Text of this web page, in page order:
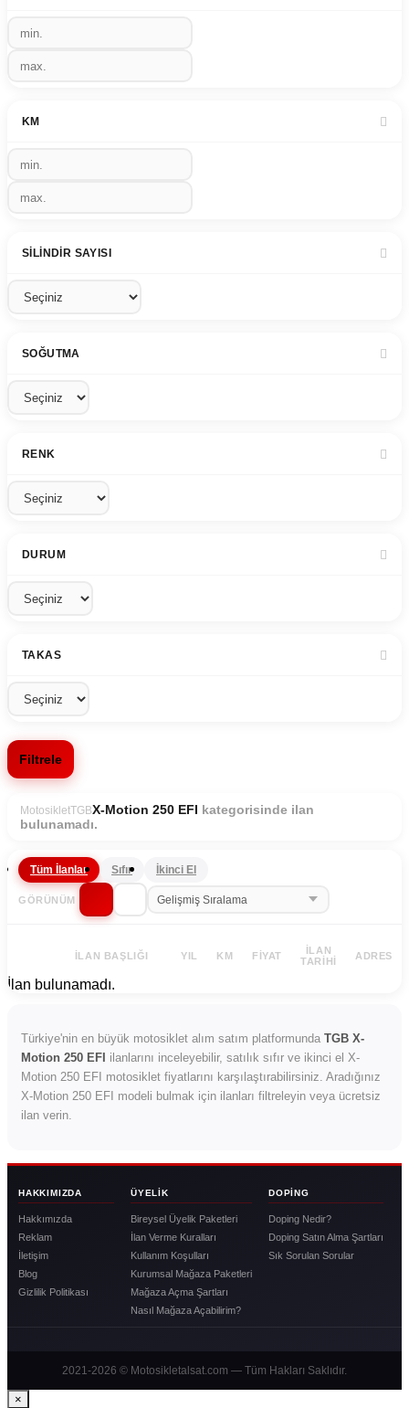
KM
SILINDIR SAYISI
SOĞUTMA
RENK
DURUM
TAKAS
Filtrele
MotosikletTGBX-Motion 250 EFI
kategorisinde ilan
bulunamadı.
Tüm İlanlar Sıfır İkinci El
GÖRÜNÜM
İLAN BAŞLIĞI YIL KM FIYAT
İLAN
TARIHI
ADRES
İlan bulunamadı.
Türkiye'nin en büyük motosiklet alım satım platformunda TGB X-
Motion 250 EFI
ilanlarını inceleyebilir, satılık sıfır ve ikinci el X-
Motion 250 EFI motosiklet fiyatlarını karşılaştırabilirsiniz. Aradığınız
X-Motion 250 EFI modeli bulmak için ilanları filtreleyin veya ücretsiz
ilan verin.
HAKKIMIZDA
Hakkımızda
Reklam
İletişim
Blog
Gizlilik Politikası
ÜYELIK
Bireysel Üyelik Paketleri
İlan Verme Kuralları
Kullanım Koşulları
Kurumsal Mağaza Paketleri
Mağaza Açma Şartları
Nasıl Mağaza Açabilirim?
DOPING
Doping Nedir?
Doping Satın Alma Şartları
Sık Sorulan Sorular
2021-2026 © Motosikletalsat.com — Tüm Hakları Saklıdır.
×